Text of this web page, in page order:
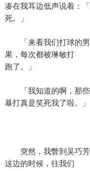
凑在我耳边低声说着：
死。」
「来看我们打球的男
果，每次都被琳敏打
跑了。」
「我知道的啊，那些
暴打真是笑死我了啦。」
（１
突然，我瞥到吴巧芳
这边的时候，往我们